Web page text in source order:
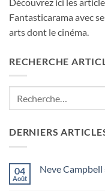
Fantasticarama avec
arts dont le cinéma.
RECHERCHE
DERNIERS
04
Août
Neve Campbell